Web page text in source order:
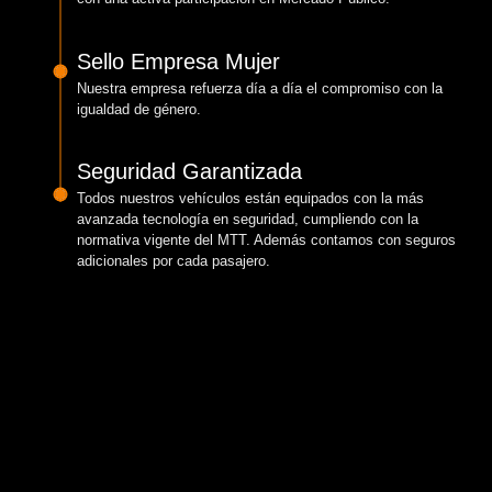
Sello Empresa Mujer
Nuestra empresa refuerza día a día el compromiso con la
igualdad de género.
Seguridad Garantizada
Todos nuestros vehículos están equipados con la más
avanzada tecnología en seguridad, cumpliendo con la
normativa vigente del MTT. Además contamos con seguros
adicionales por cada pasajero.